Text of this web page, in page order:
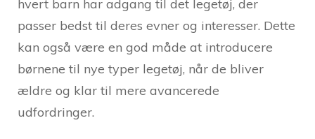
hvert barn har adgang til det legetøj, der
passer bedst til deres evner og interesser. Dette
kan også være en god måde at introducere
børnene til nye typer legetøj, når de bliver
ældre og klar til mere avancerede
udfordringer.